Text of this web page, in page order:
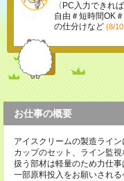
〈PC入力できれ
自由＃短時間OK
の仕分けなど (8/
お仕事の概要
アイスクリームの製造ライン
カップのセット、ライン監
扱う部材は軽量のため力仕
一部原料投入をお願いされ